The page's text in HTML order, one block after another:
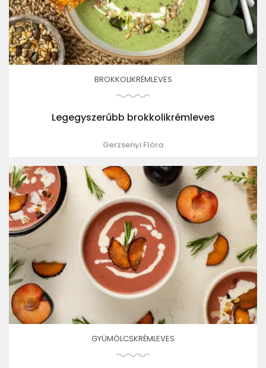
BROKKOLIKRÉMLEVES
Legegyszerűbb brokkolikrémleves
Gerzsenyi Flóra
GYÜMÖLCSKRÉMLEVES